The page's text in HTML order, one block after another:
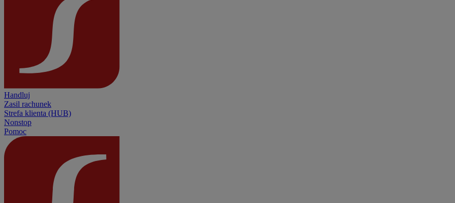
Handluj
Zasil rachunek
Strefa klienta (HUB)
Nonstop
Pomoc